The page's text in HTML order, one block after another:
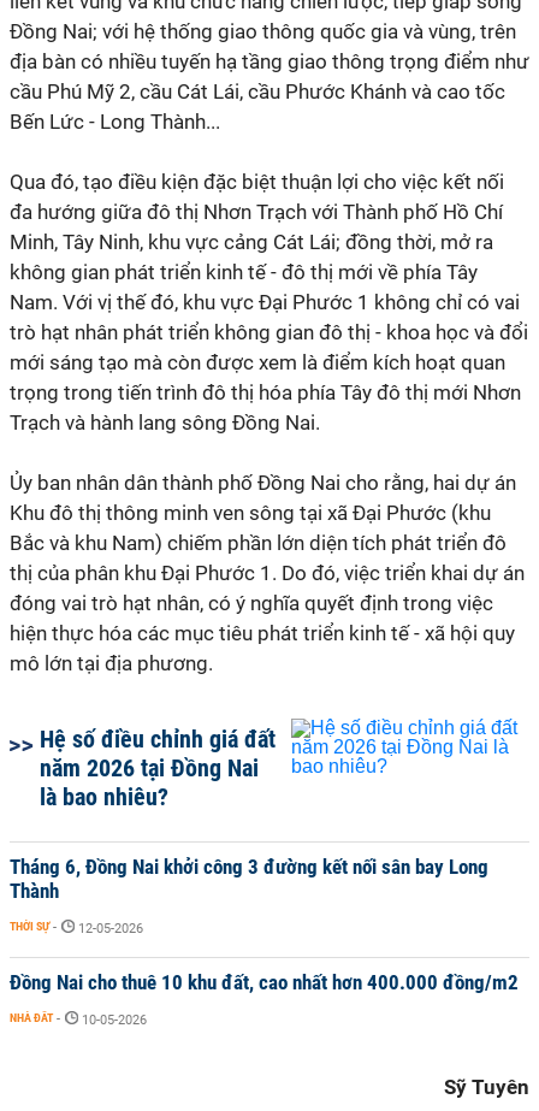
Đồng Nai; với hệ thống giao thông quốc gia và vùng, trên
địa bàn có nhiều tuyến hạ tầng giao thông trọng điểm như
cầu Phú Mỹ 2, cầu Cát Lái, cầu Phước Khánh và cao tốc
Bến Lức - Long Thành...
Qua đó, tạo điều kiện đặc biệt thuận lợi cho việc kết nối
đa hướng giữa đô thị Nhơn Trạch với Thành phố Hồ Chí
Minh, Tây Ninh, khu vực cảng Cát Lái; đồng thời, mở ra
không gian phát triển kinh tế - đô thị mới về phía Tây
Nam. Với vị thế đó, khu vực Đại Phước 1 không chỉ có vai
trò hạt nhân phát triển không gian đô thị - khoa học và đổi
mới sáng tạo mà còn được xem là điểm kích hoạt quan
trọng trong tiến trình đô thị hóa phía Tây đô thị mới Nhơn
Trạch và hành lang sông Đồng Nai.
Ủy ban nhân dân thành phố Đồng Nai cho rằng, hai dự án
Khu đô thị thông minh ven sông tại xã Đại Phước (khu
Bắc và khu Nam) chiếm phần lớn diện tích phát triển đô
thị của phân khu Đại Phước 1. Do đó, việc triển khai dự án
đóng vai trò hạt nhân, có ý nghĩa quyết định trong việc
hiện thực hóa các mục tiêu phát triển kinh tế - xã hội quy
mô lớn tại địa phương.
Hệ số điều chỉnh giá đất
năm 2026 tại Đồng Nai
là bao nhiêu?
Tháng 6, Đồng Nai khởi công 3 đường kết nối sân bay Long
Thành
THỜI SỰ - 12-05-2026
Đồng Nai cho thuê 10 khu đất, cao nhất hơn 400.000 đồng/m2
NHÀ ĐẤT - 10-05-2026
Sỹ Tuyên